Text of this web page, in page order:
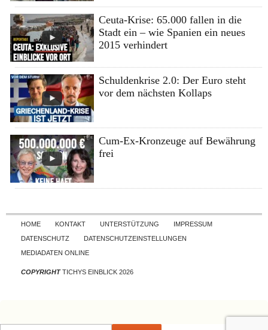
Ceuta-Krise: 65.000 fallen in die
Stadt ein – wie Spanien ein neues
2015 verhindert
Schuldenkrise 2.0: Der Euro steht
vor dem nächsten Kollaps
Cum-Ex-Kronzeuge auf Bewährung
frei
Skip to content
HOME KONTAKT UNTERSTÜTZUNG
IMPRESSUM
DATENSCHUTZ
DATENSCHUTZEINSTELLUNGEN
MEDIADATEN ONLINE
COPYRIGHTTICHYS EINBLICK 2026